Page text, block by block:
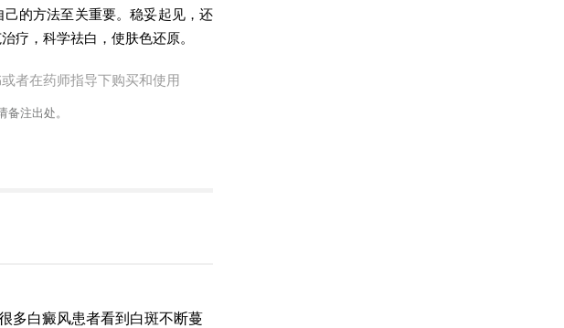
的方法至关重要。稳妥起见，还
疗，科学祛白，使肤色还原。
者在药师指导下购买和使用
注出处。
多白癜风患者看到白斑不断蔓